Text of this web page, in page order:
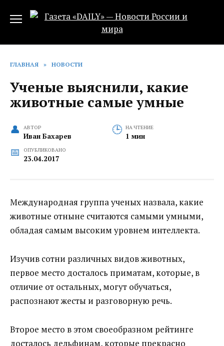
ГЛАВНАЯ » НОВОСТИ
Ученые выяснили, какие
животные самые умные
АВТОР
Иван Бахарев
НА ЧТЕНИЕ
1 мин
ОПУБЛИКОВАНО
23.04.2017
Международная группа ученых назвала, какие
животные отныне считаются самыми умными,
обладая самым высоким уровнем интеллекта.
Изучив сотни различных видов животных,
первое место досталось приматам, которые, в
отличие от остальных, могут обучаться,
распознают жесты и разговорную речь.
Второе место в этом своеобразном рейтинге
досталось дельфинам, которые прекрасно